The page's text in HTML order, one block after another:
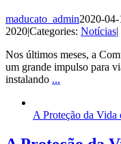
maducato_admin2020-
2020|Categories: Notícias|
Nos últimos meses, a
um grande impulso para
instalando ...
A Proteção da Vida